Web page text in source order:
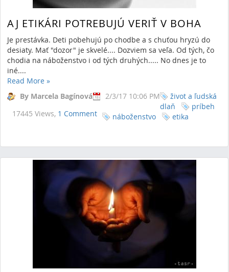
AJ ETIKÁRI POTREBUJÚ VERIŤ V BOHA
Je prestávka. Deti pobehujú po chodbe a s chuťou hryzú do
desiaty. Mať "dozor" je skvelé.... Dozviem sa veľa. Od tých, čo
chodia na náboženstvo i od tých druhých..... No dnes je to
iné....
Read More »
By Marcela Bagínová
2/3/17 10:06 PM
17445 Views, 1 Comment
život a ľudská
dlaň
príbeh
náboženstvo
etika